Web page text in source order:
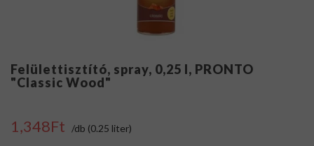
Felülettisztító, spray, 0,25 l, PRONTO
"Classic Wood"
1,348Ft /db (0.25 liter)